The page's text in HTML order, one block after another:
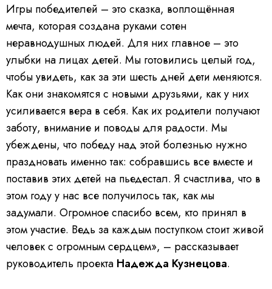
Игры победителей – это сказка, воплощённая
мечта, которая создана руками сотен
неравнодушных людей. Для них главное – это
улыбки на лицах детей. Мы готовились целый год,
чтобы увидеть, как за эти шесть дней дети меняются.
Как они знакомятся с новыми друзьями, как у них
усиливается вера в себя. Как их родители получают
заботу, внимание и поводы для радости. Мы
убеждены, что победу над этой болезнью нужно
праздновать именно так: собравшись все вместе и
поставив этих детей на пьедестал. Я счастлива, что в
этом году у нас все получилось так, как мы
задумали. Огромное спасибо всем, кто принял в
этом участие. Ведь за каждым поступком стоит живой
человек с огромным сердцем», – рассказывает
руководитель проекта Надежда Кузнецова.